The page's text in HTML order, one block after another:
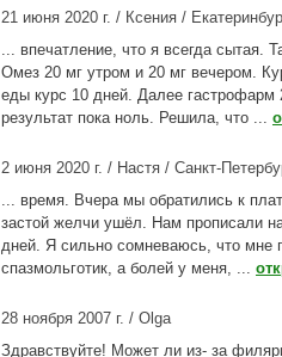
21 июня 2020 г. / Ксения /
... впечатление, что я всегда сытая.
Омез 20 мг утром и 20 мг вечером.
еды курс 10 дней. Далее
результат пока ноль. Решила, что ...
2 июня 2020 г. / Настя / Санкт-
... время. Вчера мы обратились к
застой желчи ушёл. Нам прописали
дней. Я сильно сомневаюсь, что мне
спазмольготик, а болей у меня, ...
28 ноября 2007 г. / Olga
Здравствуйте! Может ли из- за